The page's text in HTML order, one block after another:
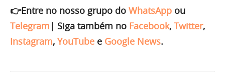
👉Entre no nosso grupo do WhatsApp ou
Telegram | Siga também no Facebook, Twitter,
Instagram, YouTube e Google News.